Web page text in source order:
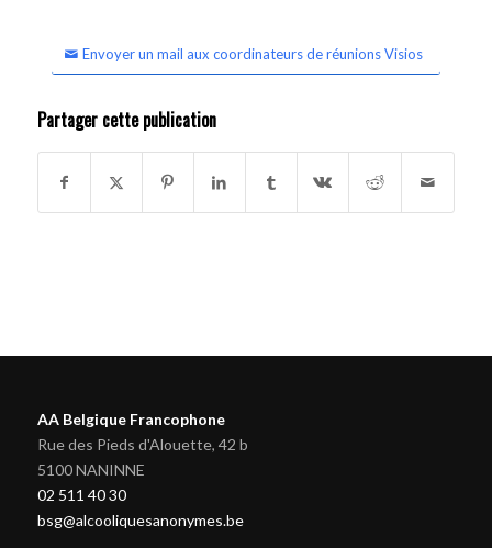
Envoyer un mail aux coordinateurs de réunions Visios
Partager cette publication
AA Belgique Francophone
Rue des Pieds d'Alouette, 42 b
5100 NANINNE
02 511 40 30
bsg@alcooliquesanonymes.be